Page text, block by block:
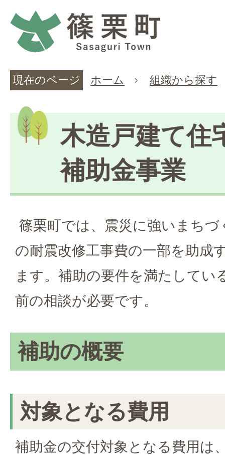
現在のページ ホーム 組織から探す
木造戸建て住
補助金事業
篠栗町では、震災に強いまち
の耐震改修工事費の一部を助成
ます。補助の要件を満たしてい
前の相談が必要です。
補助の概要
対象となる費用
補助金の交付対象となる費用は